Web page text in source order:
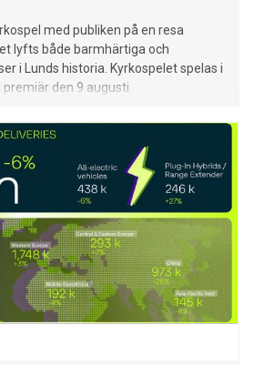
med publiken på en resa
lyfts både barmhärtiga och
i Lunds historia. Kyrkospelet spelas i
den 9 augusti.